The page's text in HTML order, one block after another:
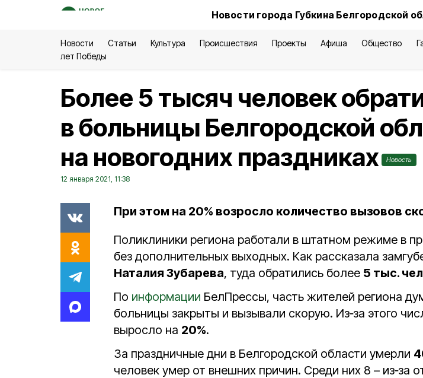
Новости города Губкина Белгородской
Новости Статьи Культура Происшествия Проекты Афиша Общество
лет Победы
Более 5 тысяч человек
в больницы Белгородской
на новогодних праздниках
Новость
12 января 2021, 11:38
При этом на 20% возросло количество вызовов
Поликлиники региона работали в штатном режиме в
без дополнительных выходных. Как рассказала
Наталия Зубарева, туда обратились более 5 тыс.
По информации БелПрессы, часть жителей региона
больницы закрыты и вызывали скорую. Из‑за этого
выросло на 20%.
За праздничные дни в Белгородской области умерли
человек умер от внешних причин. Среди них 8 – из‑за